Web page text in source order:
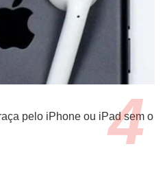
pelo iPhone ou iPad sem o